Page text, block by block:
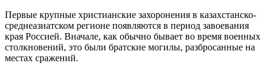
Первые крупные христианские захоронения в казахстанско-
среднеазиатском регионе появляются в период завоевания
края Россией. Вначале, как обычно бывает во время военных
столкновений, это были братские могилы, разбросанные на
местах сражений.